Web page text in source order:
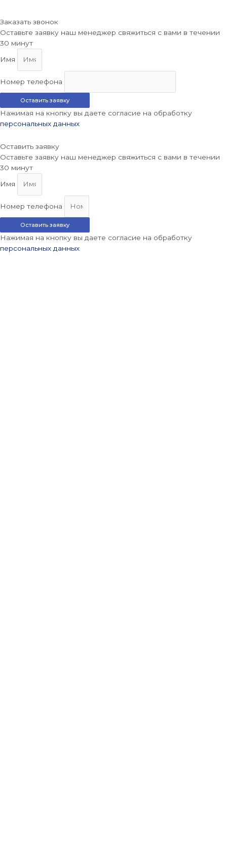
Заказать звонок
Оставьте заявку наш менеджер свяжиться с вами в течении
30 минут
Имя
Номер телефона
Оставить заявку
Нажимая на кнопку вы даете согласие на обработку
персональных данных
Оставить заявку
Оставьте заявку наш менеджер свяжиться с вами в течении
30 минут
Имя
Номер телефона
Оставить заявку
Нажимая на кнопку вы даете согласие на обработку
персональных данных